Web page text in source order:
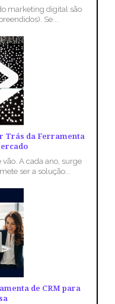
marketing digital são
Se...
Trás da Ferramenta
A cada ano, surge
ser a solução...
de CRM para